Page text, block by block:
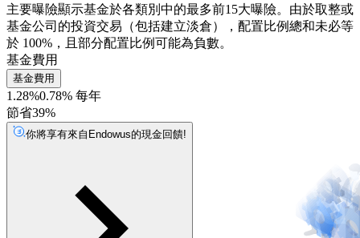
主要曝險顯示基金於各類別中的最多前15大曝險。由於取整或
基金公司的投資交易（包括建立淡倉），配置比例總和未必等
於 100%，且部分配置比例可能為負數。
基金費用
基金費用
1.28%0.78% 每年
節省39%
你將享有來自Endowus的現金回饋!